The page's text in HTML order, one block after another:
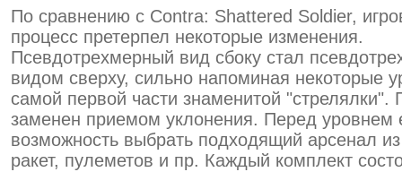
По сравнению с Contra: Shattered Soldier,
процесс претерпел некоторые изменения.
Псевдотрехмерный вид сбоку стал
видом сверху, сильно напоминая некоторые
самой первой части знаменитой "стрелялки".
заменен приемом уклонения. Перед уровнем
возможность выбрать подходящий арсенал
ракет, пулеметов и пр. Каждый комплект